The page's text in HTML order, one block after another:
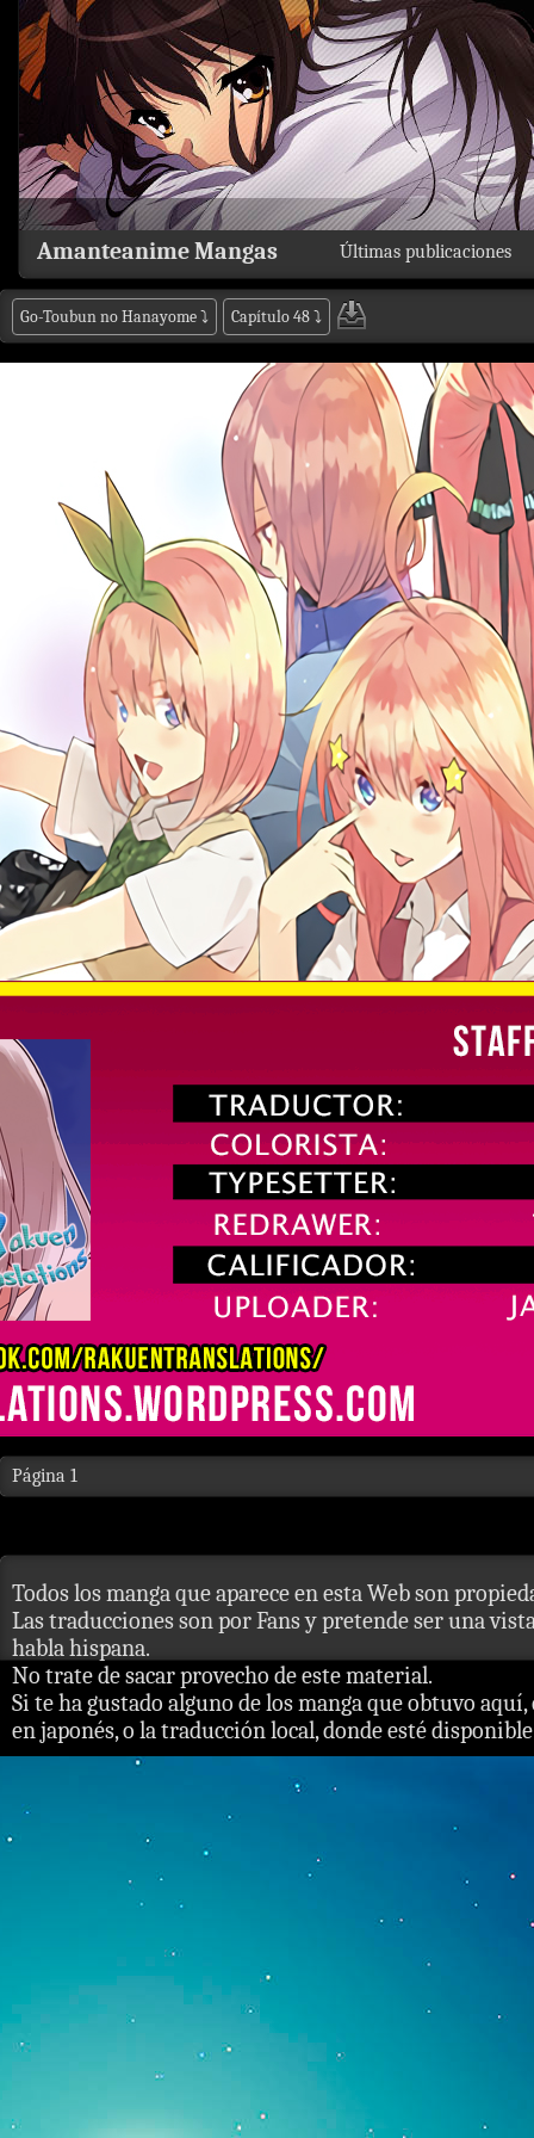
Últimas publicaciones
Amanteanime Mangas
Go-Toubun no Hanayome⤵ Capítulo 48⤵
Página 1
Todos los manga que aparece en esta Web son
Las traducciones son por Fans y pretende ser una
habla hispana.
No trate de sacar provecho de este material.
Si te ha gustado alguno de los manga que obtuvo
en japonés, o la traducción local, donde esté